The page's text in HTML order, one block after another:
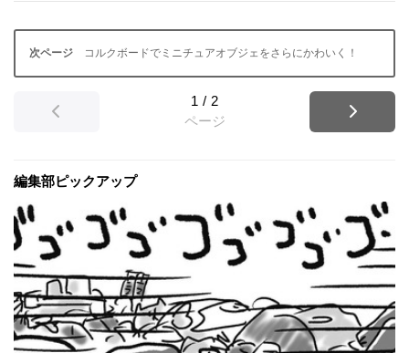
コルクボードでミニチュアオブジェをさらにかわいく！
1 / 2
ページ
編集部ピックアップ